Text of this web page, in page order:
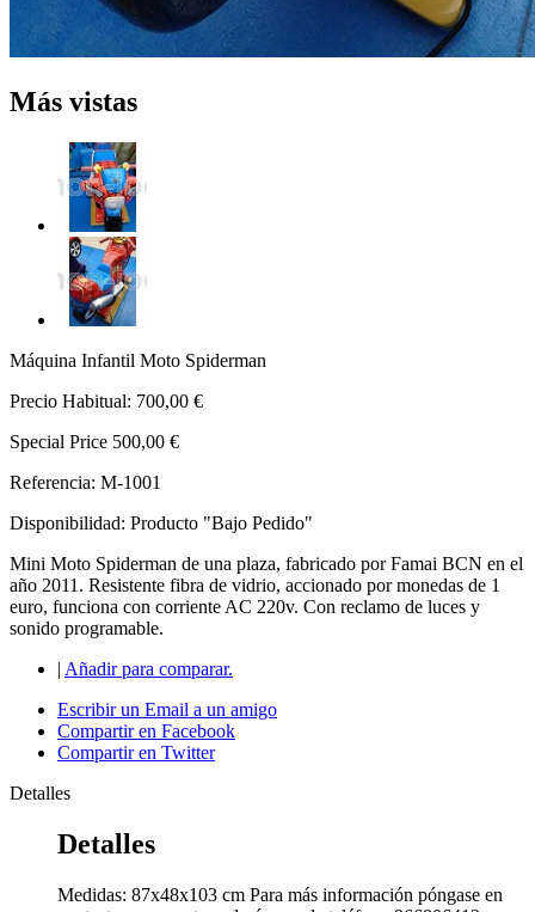
Más vistas
Máquina Infantil Moto Spiderman
Precio Habitual: 700,00 €
Special Price 500,00 €
Referencia: M-1001
Disponibilidad: Producto "Bajo Pedido"
Mini Moto Spiderman de una plaza, fabricado por Famai BCN en el
año 2011. Resistente fibra de vidrio, accionado por monedas de 1
euro, funciona con corriente AC 220v. Con reclamo de luces y
sonido programable.
| Añadir para comparar.
Escribir un Email a un amigo
Compartir en Facebook
Compartir en Twitter
Detalles
Detalles
Medidas: 87x48x103 cm Para más información póngase en